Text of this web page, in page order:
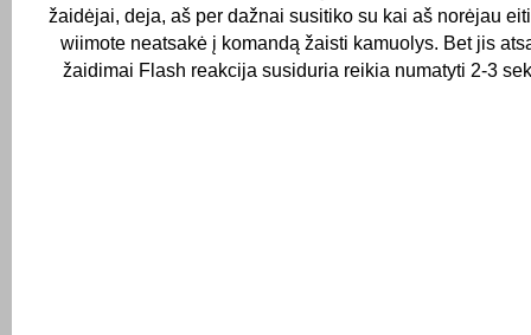
žaidėjai, deja, aš per dažnai susitiko su kai aš norėjau
wiimote neatsakė į komandą žaisti kamuolys. Bet jis
žaidimai Flash reakcija susiduria reikia numatyti 2-3